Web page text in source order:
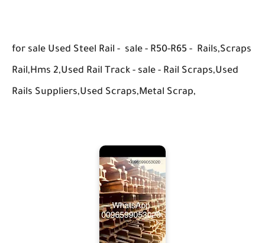
for sale Used Steel Rail - sale - R50-R65 - Rails,Scraps
Rail,Hms 2,Used Rail Track - sale - Rail Scraps,Used
Rails Suppliers,Used Scraps,Metal Scrap,